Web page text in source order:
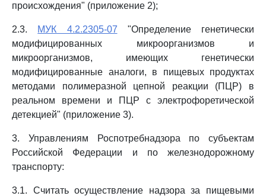
происхождения" (приложение 2);
2.3. МУК 4.2.2305-07 "Определение генетически
модифицированных микроорганизмов и
микроорганизмов, имеющих генетически
модифицированные аналоги, в пищевых продуктах
методами полимеразной цепной реакции (ПЦР) в
реальном времени и ПЦР с электрофоретической
детекцией" (приложение 3).
3. Управлениям Роспотребнадзора по субъектам
Российской Федерации и по железнодорожному
транспорту:
3.1. Считать осуществление надзора за пищевыми